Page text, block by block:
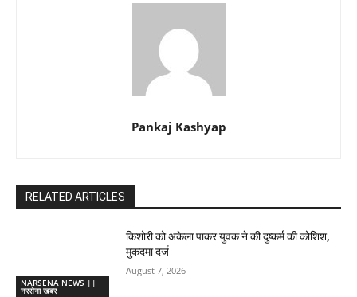
Pankaj Kashyap
RELATED ARTICLES
NARSENA NEWS ||
नरसेना खबर
किशोरी को अकेला पाकर युवक ने की दुष्कर्म की कोशिश,
मुकदमा दर्ज
August 7, 2026